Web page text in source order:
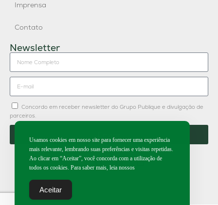
Imprensa
Contato
Newsletter
Concordo em receber newsletter do Grupo Publique e divulgação de
parceiros.
2026 | Todos os direitos reservados.
Usamos cookies em nosso site para fornecer uma experiência
mais relevante, lembrando suas preferências e visitas repetidas.
Ao clicar em “Aceitar”, você concorda com a utilização de
todos os cookies. Para saber mais, leia nossos
Aceitar